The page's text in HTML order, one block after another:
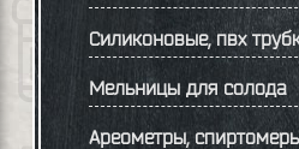
Силиконовые, пвх
Мельницы для солода
Ареометры,